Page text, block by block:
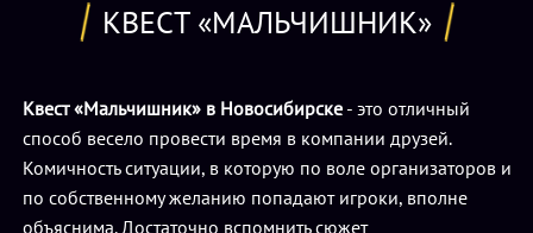
КВЕСТ «МАЛЬЧИШНИК»
Квест «Мальчишник» в Новосибирске - это отличный
способ весело провести время в компании друзей.
Комичность ситуации, в которую по воле организаторов и
по собственному желанию попадают игроки, вполне
объяснима. Достаточно вспомнить сюжет